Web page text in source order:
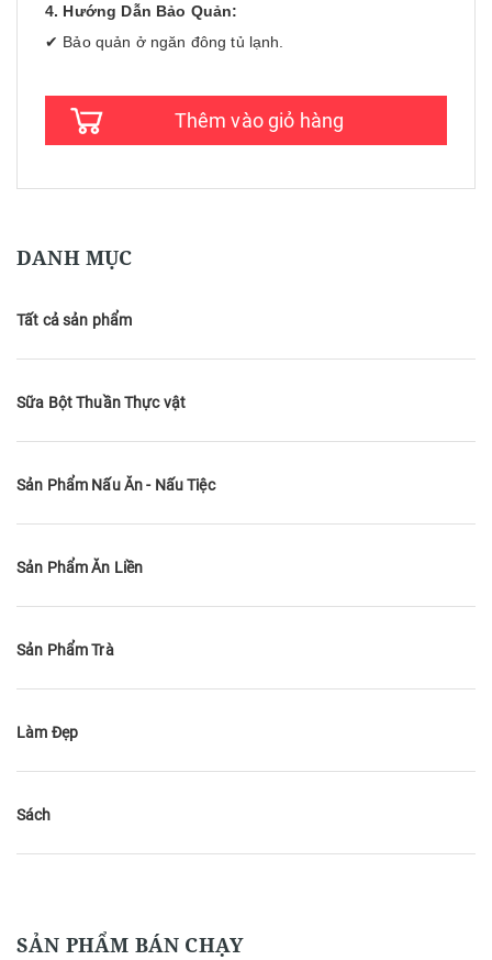
4. Hướng Dẫn Bảo Quản:
✔ Bảo quản ở ngăn đông tủ lạnh.
Thêm vào giỏ hàng
DANH MỤC
Tất cả sản phẩm
Sữa Bột Thuần Thực vật
Sản Phẩm Nấu Ăn - Nấu Tiệc
Sản Phẩm Ăn Liền
Sản Phẩm Trà
Làm Đẹp
Sách
SẢN PHẨM BÁN CHẠY